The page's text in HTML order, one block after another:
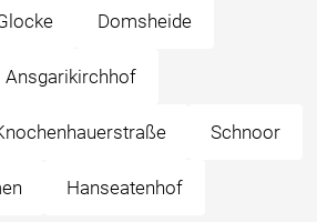
Domsheide
Ansgarikirchhof
Schnoor
Hanseatenhof